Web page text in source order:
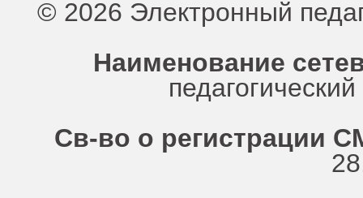
© 2026 Электронный
Наименование
Св-во о регистрации